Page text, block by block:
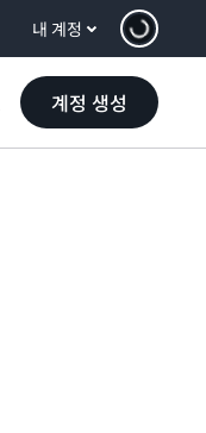
내 계정
계정 생성